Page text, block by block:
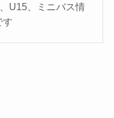
U15、ミニバス情
す